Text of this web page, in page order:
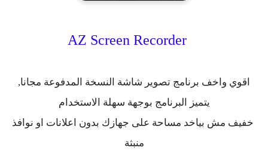
AZ Screen Recorder
اقوي واخف برنامج تصوير شاشة النسخة المدفوعة مجانا,
يتميز البرنامج بوجهة سهلة الاستخدام
خفيف مش بياخد مساحة على جهازك بدون اعلانات او نوافذ
منبثة